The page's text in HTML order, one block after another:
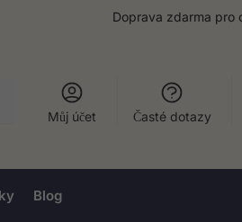
Doprava zdarma pro
Můj účet Časté dotazy
Blog